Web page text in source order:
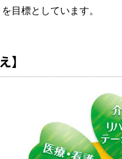
目標としています。
】